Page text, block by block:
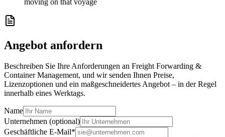
Angebot anfordern
Beschreiben Sie Ihre Anforderungen an Freight Forwarding &
Container Management, und wir senden Ihnen Preise,
Lizenzoptionen und ein maßgeschneidertes Angebot – in der Regel
innerhalb eines Werktags.
Name
Unternehmen (optional)
Geschäftliche E-Mail*